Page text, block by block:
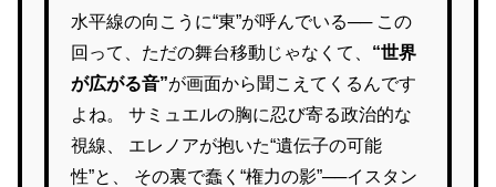
水平線の向こうに“東”が呼んでいる── この
回って、ただの舞台移動じゃなくて、 “世界
が広がる音”が画面から聞こえてくるんです
よね。 サミュエルの胸に忍び寄る政治的な
視線、 エレノアが抱いた“遺伝子の可能
性”と、 その裏で蠢く“権力の影”──イスタン